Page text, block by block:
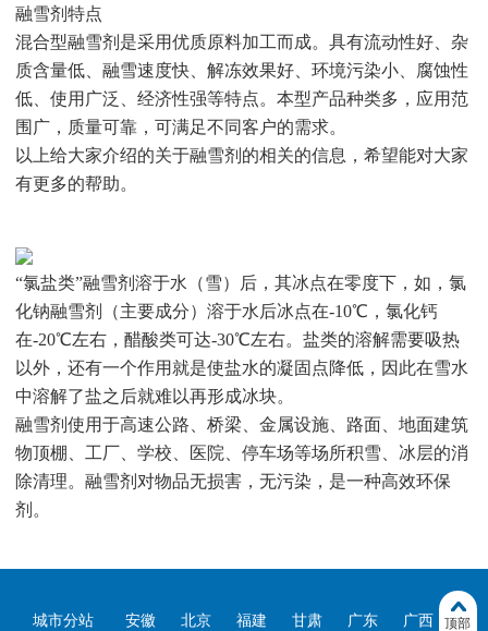
融雪剂特点
混合型融雪剂是采用优质原料加工而成。具有流动性好、杂
质含量低、融雪速度快、解冻效果好、环境污染小、腐蚀性
低、使用广泛、经济性强等特点。本型产品种类多，应用范
围广，质量可靠，可满足不同客户的需求。
以上给大家介绍的关于融雪剂的相关的信息，希望能对大家
有更多的帮助。
“氯盐类”融雪剂溶于水（雪）后，其冰点在零度下，如，氯
化钠融雪剂（主要成分）溶于水后冰点在-10℃，氯化钙
在-20℃左右，醋酸类可达-30℃左右。盐类的溶解需要吸热
以外，还有一个作用就是使盐水的凝固点降低，因此在雪水
中溶解了盐之后就难以再形成冰块。
融雪剂使用于高速公路、桥梁、金属设施、路面、地面建筑
物顶棚、工厂、学校、医院、停车场等场所积雪、冰层的消
除清理。融雪剂对物品无损害，无污染，是一种高效环保
剂。
城市分站 安徽 北京 福建 甘肃 广东 广西 贵
顶部